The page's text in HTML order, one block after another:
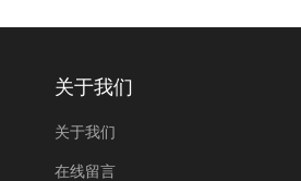
关于我们
关于我们
在线留言